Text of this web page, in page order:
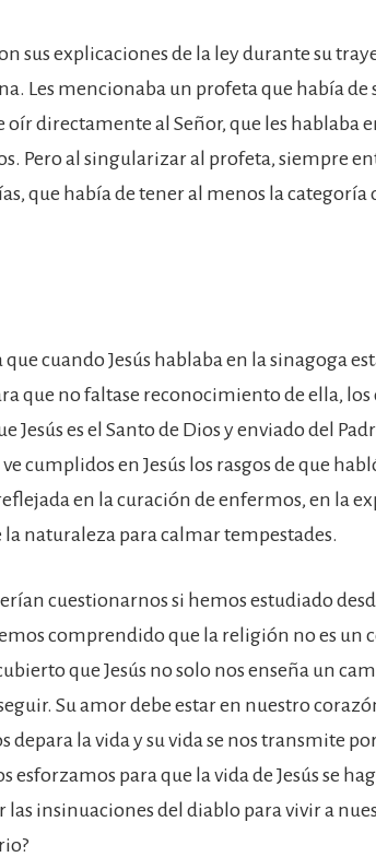
sus explicaciones de la ley durante su
Les mencionaba un profeta que había de
oír directamente al Señor, que les hablaba
Pero al singularizar al profeta, siempre
que había de tener al menos la categoría
cuando Jesús hablaba en la sinagoga
que no faltase reconocimiento de ella,
Jesús es el Santo de Dios y enviado del
cumplidos en Jesús los rasgos de que
en la curación de enfermos, en la
naturaleza para calmar tempestades.
cuestionarnos si hemos estudiado
comprendido que la religión no es un
que Jesús no solo nos enseña un
Su amor debe estar en nuestro
la vida y su vida se nos transmite
esforzamos para que la vida de Jesús se
insinuaciones del diablo para vivir a